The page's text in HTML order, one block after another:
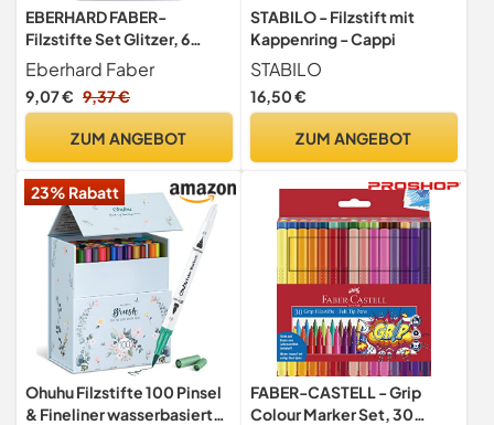
EBERHARD FABER-
Filzstifte Set Glitzer, 6
Stück
Eberhard Faber
9,07 € 9,37 €
ZUM ANGEBOT
STABILO - Filzstift mit
Kappenring - Cappi
STABILO
16,50 €
ZUM ANGEBOT
23% Rabatt
Ohuhu Filzstifte 100 Pinsel
& Fineliner wasserbasiert
FABER-CASTELL - Grip
Colour Marker Set, 30